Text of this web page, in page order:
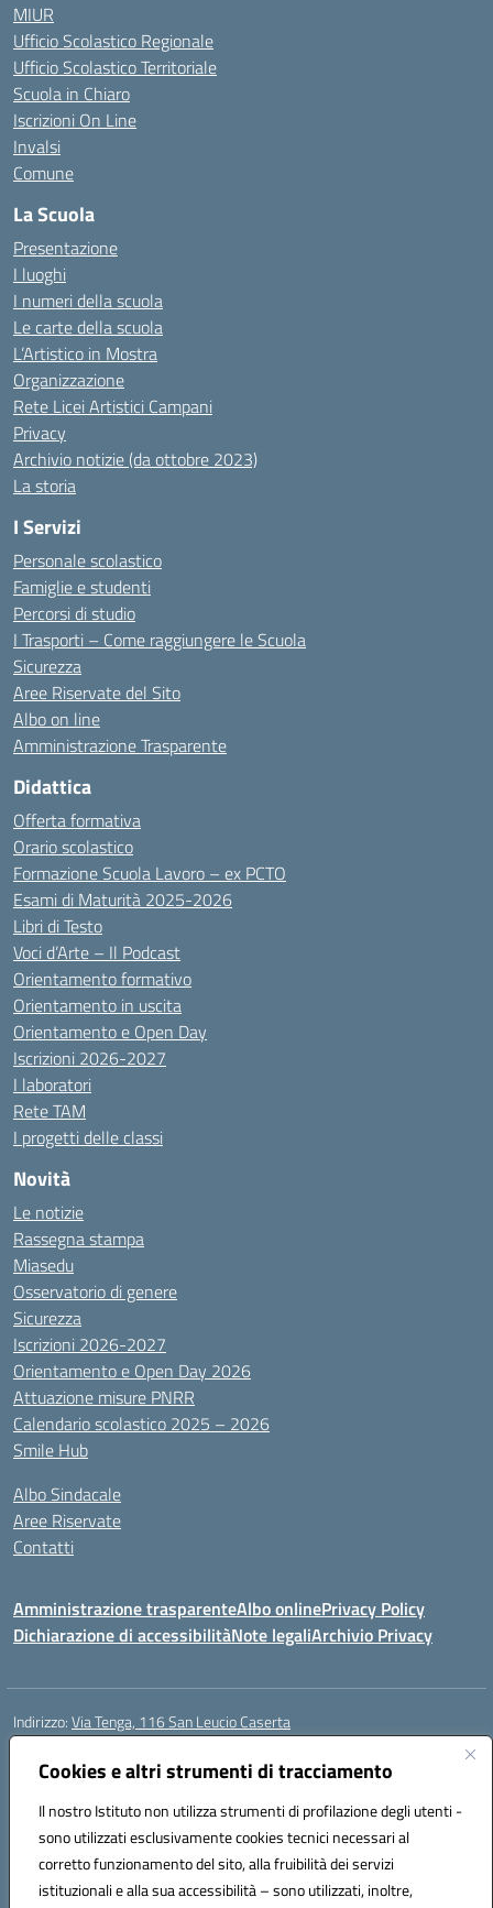
Cookies e altri strumenti di tracciamento
Il nostro Istituto non utilizza strumenti di profilazione degli utenti -
sono utilizzati esclusivamente cookies tecnici necessari al
corretto funzionamento del sito, alla fruibilità dei servizi
istituzionali e alla sua accessibilità – sono utilizzati, inoltre,
MIUR
Ufficio Scolastico Regionale
Ufficio Scolastico Territoriale
Scuola in Chiaro
Iscrizioni On Line
Invalsi
Comune
La Scuola
Presentazione
I luoghi
I numeri della scuola
Le carte della scuola
L’Artistico in Mostra
Organizzazione
Rete Licei Artistici Campani
Privacy
Archivio notizie (da ottobre 2023)
La storia
I Servizi
Personale scolastico
Famiglie e studenti
Percorsi di studio
I Trasporti – Come raggiungere le Scuola
Sicurezza
Aree Riservate del Sito
Albo on line
Amministrazione Trasparente
Didattica
Offerta formativa
Orario scolastico
Formazione Scuola Lavoro – ex PCTO
Esami di Maturità 2025-2026
Libri di Testo
Voci d’Arte – Il Podcast
Orientamento formativo
Orientamento in uscita
Orientamento e Open Day
Iscrizioni 2026-2027
I laboratori
Rete TAM
I progetti delle classi
Novità
Le notizie
Rassegna stampa
Miasedu
Osservatorio di genere
Sicurezza
Iscrizioni 2026-2027
Orientamento e Open Day 2026
Attuazione misure PNRR
Calendario scolastico 2025 – 2026
Smile Hub
Albo Sindacale
Aree Riservate
Contatti
Amministrazione trasparenteAlbo onlinePrivacy Policy
Dichiarazione di accessibilitàNote legaliArchivio Privacy
Indirizzo:Via Tenga, 116 San Leucio Caserta
Centralino:
Posta elettronica certificata (PEC):ceis042009@pec.istruzione.it
Codice fiscale: 93098380616
Codice meccanografico:CEIS042009
Codice Indice delle Pubbliche Amministrazioni (IPA): islasleu
Codice unico di fatturazione (CUF): UFLTNX